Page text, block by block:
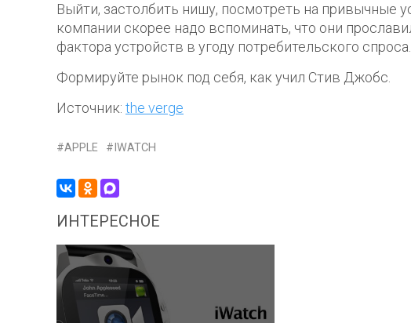
Выйти, застолбить нишу, посмотреть на привычные
компании скорее надо вспоминать, что они
фактора устройств в угоду потребительского спроса.
Формируйте рынок под себя, как учил Стив Джобс.
Источник: the verge
APPLE IWATCH
ИНТЕРЕСНОЕ